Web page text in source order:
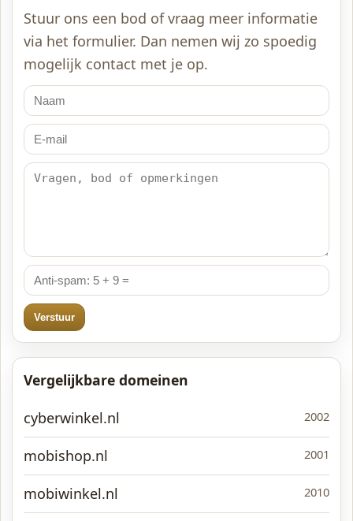
Stuur ons een bod of vraag meer informatie
via het formulier. Dan nemen wij zo spoedig
mogelijk contact met je op.
Verstuur
Vergelijkbare domeinen
cyberwinkel.nl
2002
mobishop.nl 2001
mobiwinkel.nl 2010